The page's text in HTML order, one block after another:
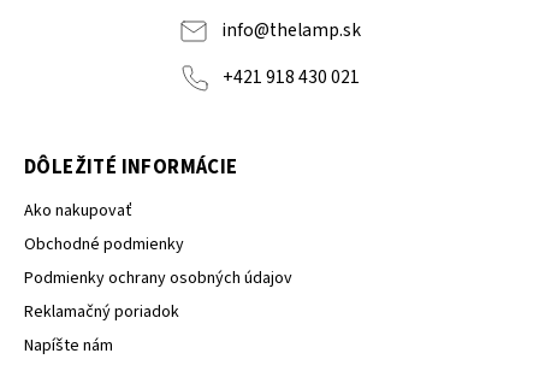
info@thelamp.sk
+421 918 430 021
DÔLEŽITÉ INFORMÁCIE
Ako nakupovať
Obchodné podmienky
Podmienky ochrany osobných údajov
Reklamačný poriadok
Napíšte nám